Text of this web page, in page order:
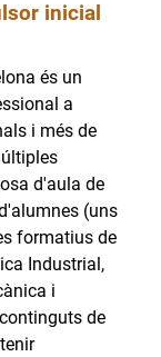
inicial
és un
a
i més de
d'aula de
(uns
formatius de
Industrial,
i
de